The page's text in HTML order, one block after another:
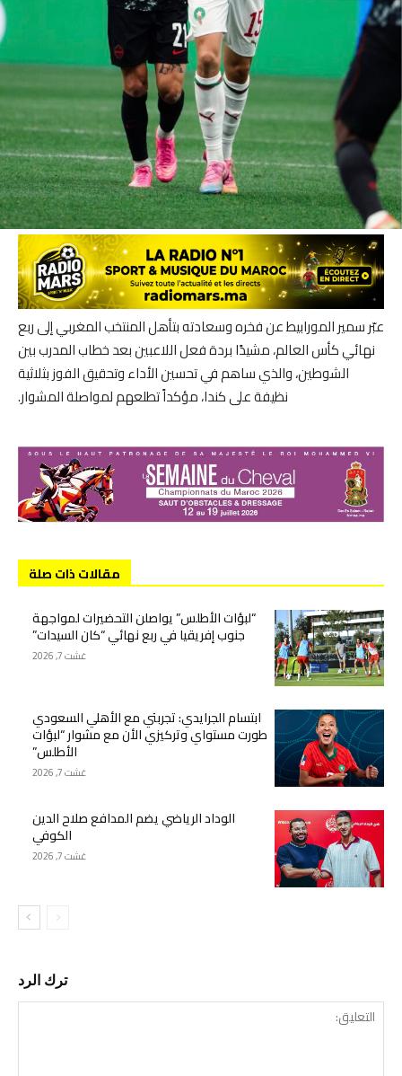
عبّر سمير المورابيط عن فخره وسعادته بتأهل المنتخب المغربي إلى ربع
نهائي كأس العالم، مشيدًا بردة فعل اللاعبين بعد خطاب المدرب بين
الشوطين، والذي ساهم في تحسين الأداء وتحقيق الفوز بثلاثية
نظيفة على كندا، مؤكداً تطلعهم لمواصلة المشوار.
مقالات ذات صلة
“لبؤات الأطلس” يواصلن التحضيرات لمواجهة
جنوب إفريقيا في ربع نهائي “كان السيدات”
غشت 7, 2026
ابتسام الجرايدي: تجربتي مع الأهلي السعودي
طورت مستواي وتركيزي الأن مع مشوار “لبؤات
الأطلس”
غشت 7, 2026
الوداد الرياضي يضم المدافع صلاح الدين
الكوفي
غشت 7, 2026
ترك الرد